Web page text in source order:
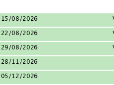
08/2026
08/2026
08/2026
11/2026
12/2026